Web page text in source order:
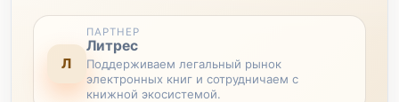
Л
ПАРТНЕР
Литрес
Поддерживаем легальный рынок
электронных книг и сотрудничаем с
книжной экосистемой.